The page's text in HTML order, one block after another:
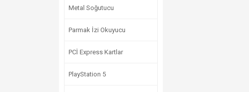
Metal Soğutucu
Parmak İzi Okuyucu
PCİ Express Kartlar
PlayStation 5